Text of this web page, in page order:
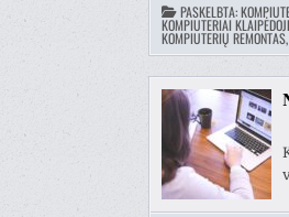
PASKELBTA:
KOMPIUTERIAI
KOMPIUTERIŲ